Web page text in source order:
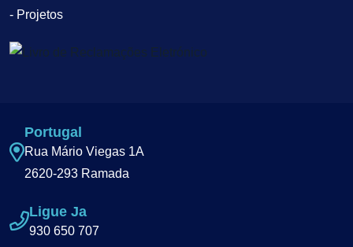
- Projetos
Portugal
Rua Mário Viegas 1A
2620-293 Ramada
Ligue Ja
930 650 707